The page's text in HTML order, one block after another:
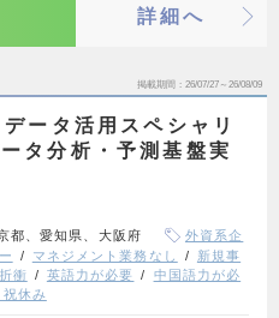
詳細へ
掲載期間 26/07/27～26/08/09
ータ活用スペシャリ
タ分析・予測基盤実
都、愛知県、大阪府
外資系企
マネジメント業務なし
新規事
衝 英語力が必要
中国語力が必
祝休み